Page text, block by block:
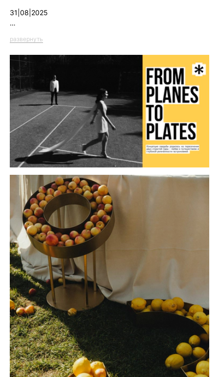
31|08|2025
развернуть